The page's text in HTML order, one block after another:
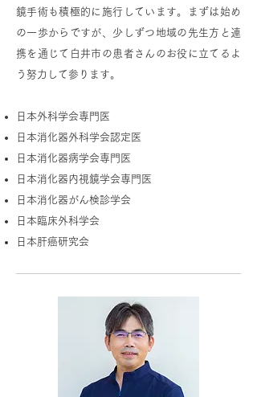
鏡手術も積極的に施行しています。まずは始め
の一歩からですが、少しずつ地域の先生方と連
携を通じて白井市の患者さんのお役に立てるよ
う努力して参ります。
日本外科学会専門医
日本消化器外科学会認定医
日本消化器病学会専門医
日本消化器内視鏡学会専門医
日本消化器がん検診学会
日本臨床外科学会
日本肝癌研究会